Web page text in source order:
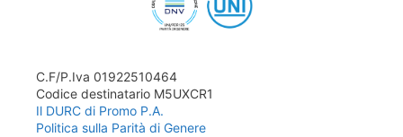
C.F/P.Iva 01922510464
Codice destinatario M5UXCR1
Il DURC di Promo P.A.
Politica sulla Parità di Genere